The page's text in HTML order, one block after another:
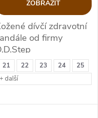
21 22 23 24
25
+ další
ZOBRAZIT
dívčí zdravotní
od firmy